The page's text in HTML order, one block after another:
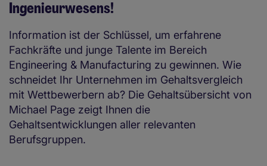
Ingenieurwesens!
Information ist der Schlüssel, um erfahrene
Fachkräfte und junge Talente im Bereich
Engineering & Manufacturing zu gewinnen. Wie
schneidet Ihr Unternehmen im Gehaltsvergleich
mit Wettbewerbern ab? Die Gehaltsübersicht von
Michael Page zeigt Ihnen die
Gehaltsentwicklungen aller relevanten
Berufsgruppen.